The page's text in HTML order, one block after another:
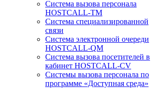
Система вызова персонала
HOSTCALL-TM
Система специализированной
связи
Система электронной очереди
HOSTCALL-QM
Cистема вызова посетителей в
кабинет HOSTCALL-CV
Системы вызова персонала по
программе «Доступная среда»